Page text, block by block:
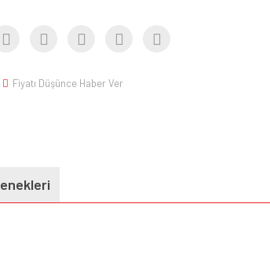
Fiyatı Düşünce Haber Ver